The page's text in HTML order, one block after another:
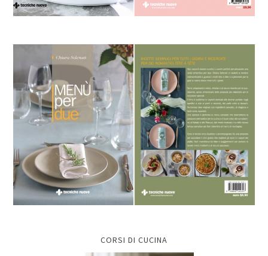
CORSI DI CUCINA